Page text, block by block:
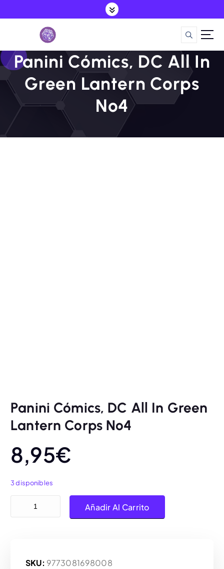
a
a
r
Panini Cómics, DC All In
Green Lantern Corps
Nº4
Panini Cómics, DC All In Green
Lantern Corps Nº4
8,95€
3 disponibles
Panini Cómics, DC All In Green Lantern Corps Nº4 cantidad
Añadir Al Carrito
SKU: 9773081698008